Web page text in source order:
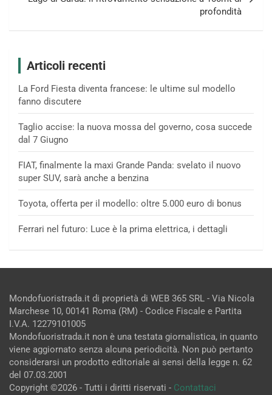
profondità
Articoli recenti
La Ford Fiesta diventa francese: le ultime sul modello
fanno discutere
Taglio accise: la nuova mossa del governo, cosa succede
dal 7 Giugno
FIAT, finalmente la maxi Grande Panda: svelato il nuovo
super SUV, sarà anche a benzina
Toyota, offerta per il modello: oltre 5.000 euro di bonus
Ferrari nel futuro: Luce è la prima elettrica, i dettagli
Mondofuoristrada.it di proprietà di WEB 365 SRL - Via Nicola
Marchese 10, 00141 Roma (RM) - Codice Fiscale e Partita
I.V.A. 12279101005
Mondofuoristrada.it non è una testata giornalistica, in quanto
viene aggiornato senza alcuna periodicità. Non può pertanto
considerarsi un prodotto editoriale ai sensi della legge n. 62
del 07.03.2001
Copyright ©2026 - Tutti i diritti riservati - Contattaci